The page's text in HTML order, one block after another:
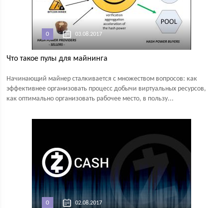
0 03.08.2017
Что такое пулы для майнинга
Начинающий майнер сталкивается с множеством вопросов: как
эффективнее организовать процесс добычи виртуальных ресурсов,
как оптимально организовать рабочее место, в пользу...
0 02.08.2017